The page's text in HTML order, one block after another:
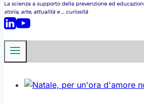
La scienza a supporto della prevenzione ed
storia, arte, attualità e ... curiosità